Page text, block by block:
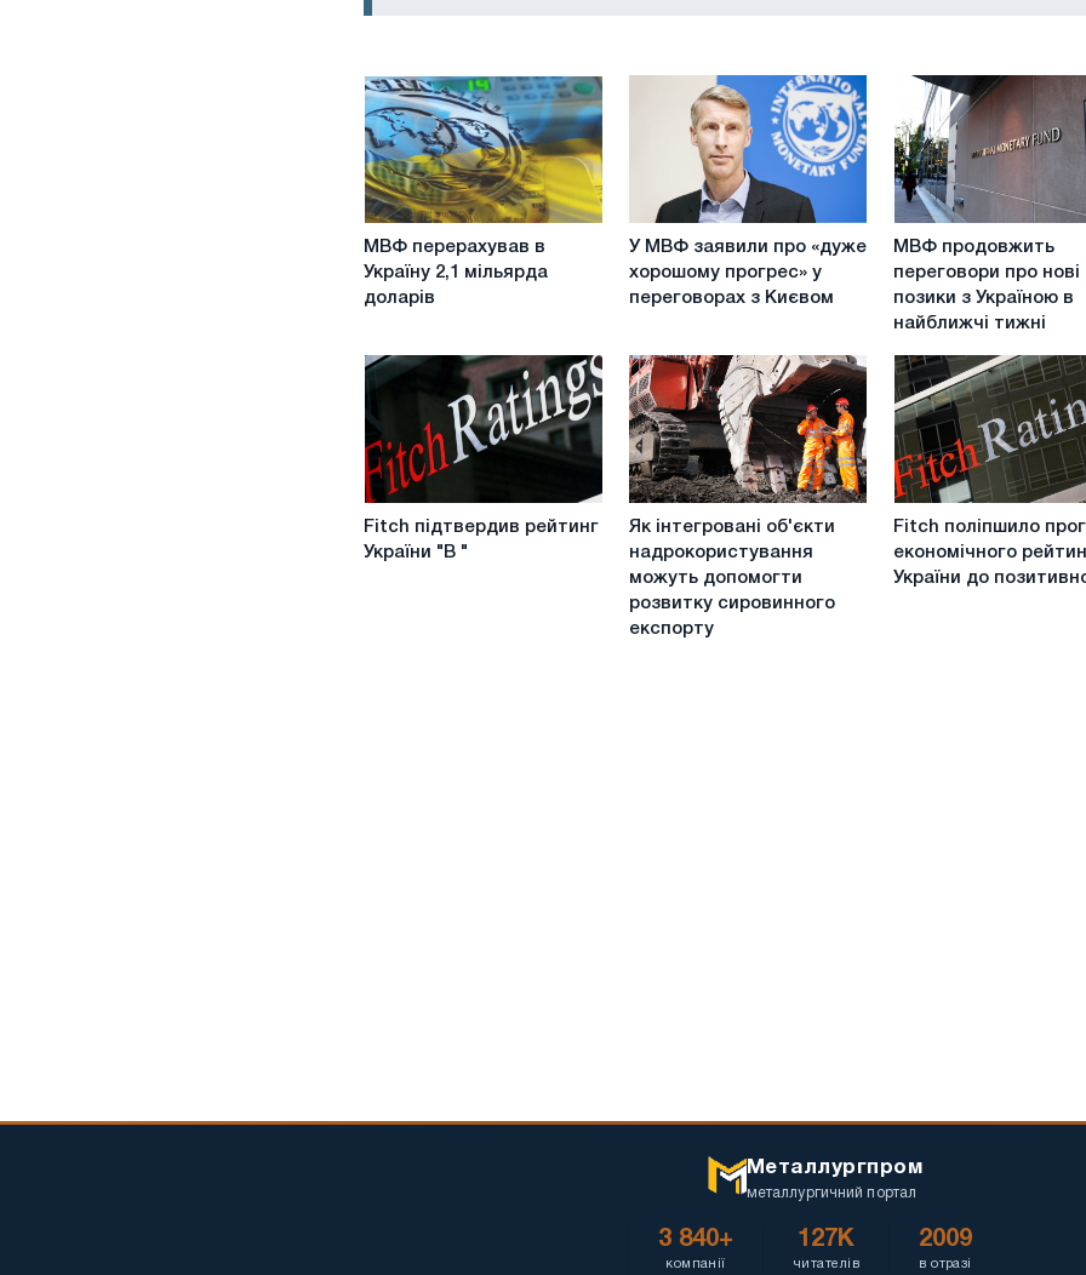
МВФ
перерахував
Україну
мільярда
доларів
МВФ перерахував в
Україну 2,1 мільярда
доларів
У
заявили
про
хорошому
прогрес»
у
переговорах
з
Києвом
У МВФ заявили про «дуже
хорошому прогрес» у
переговорах з Києвом
МВФ
продовжить
переговори
про
позики
з
Україною
в
найближчі
тижні
МВФ продовжить
переговори про нові
позики з Україною в
найближчі тижні
Fitch
підтвердив
рейтинг
Fitch підтвердив рейтинг
України "B "
Як
інтегровані
об'єкти
надрокористування
можуть
допомогти
Як інтегровані об'єкти
надрокористування
можуть допомогти
розвитку сировинного
експорту
Fitch
поліпшило
прогноз
економічного
Fitch поліпшило
економічного
України до
Металлургпром
металлургичний портал
3 840+
компанії
127K
читателів
2009
в отразі